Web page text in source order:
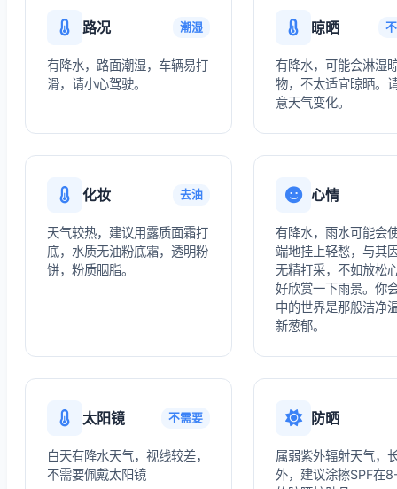
路况 潮湿
有降水，路面潮湿，车辆易打
滑，请小心驾驶。
晾晒
有降水，可能会淋湿
物，不太适宜晾晒。
意天气变化。
化妆 去油
天气较热，建议用露质面霜打
底，水质无油粉底霜，透明粉
饼，粉质胭脂。
心情
有降水，雨水可能会
端地挂上轻愁，与其
无精打采，不如放松
好欣赏一下雨景。你
中的世界是那般洁净
新葱郁。
太阳镜 不需要
白天有降水天气，视线较差，
不需要佩戴太阳镜
防晒
属弱紫外辐射天气，
外，建议涂擦SPF在